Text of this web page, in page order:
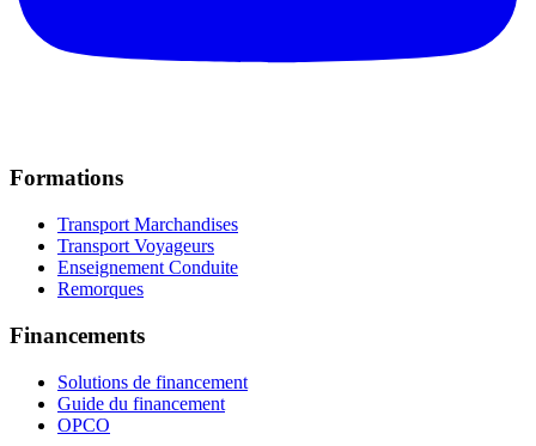
Formations
Transport Marchandises
Transport Voyageurs
Enseignement Conduite
Remorques
Financements
Solutions de financement
Guide du financement
OPCO